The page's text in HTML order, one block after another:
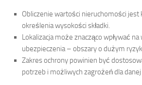
Obliczenie wartości nieruchomości jest
określenia wysokości składki.
Lokalizacja może znacząco wpływać
ubezpieczenia – obszary o dużym
Zakres ochrony powinien być
potrzeb i możliwych zagrożeń dla